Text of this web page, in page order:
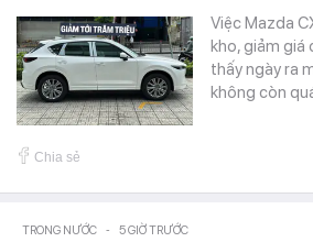
Việc Mazda
kho, giảm giá
thấy ngày ra
không còn
Chia sẻ
TRONG NƯỚC - 5 GIỜ TRƯỚC